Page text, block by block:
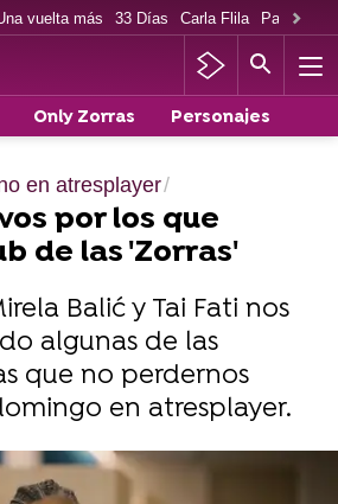
vuelta más 33 Días Carla Flila Paco
Only Zorras Personajes
en atresplayer
por los que
de las 'Zorras'
Balić y Tai Fati nos
algunas de las
que no perdernos
en atresplayer.
de 'Zorras' en